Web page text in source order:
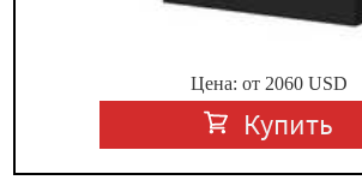
Цена: от 2060USD
Купить